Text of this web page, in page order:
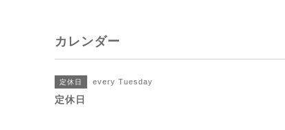
カレンダー
定休日 every Tuesday
定休日